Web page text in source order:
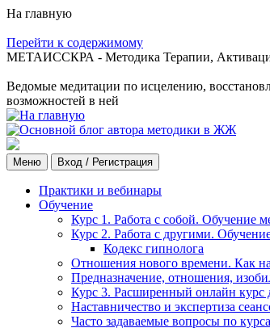
На главную
Перейти к содержимому
МЕТАИССКРА - Методика Терапии, Активации
Ведомые медитации по исцелению,
возможностей в ней
Меню Вход / Регистрация
Практики и вебинары
Обучение
Курс 1. Работа с собой.
Курс 2. Работа с другими.
Кодекс гипнолога
Отношения нового времени. Как
Предназначение, отношения,
Курс 3. Расширенный онлайн курс
Наставничество и экспертиза
Часто задаваемые вопросы по